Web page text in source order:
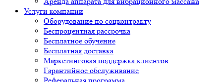
Услуги компании
Оборудование по соцконтракту
Беспроцентная рассрочка
Бесплатное обучение
Бесплатная доставка
Маркетинговая поддержка клиентов
Гарантийное обслуживание